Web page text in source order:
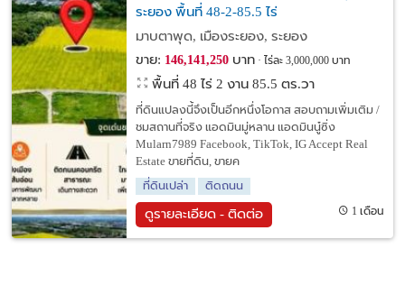
ระยอง พื้นที่ 48-2-85.5 ไร่
มาบตาพุด, เมืองระยอง, ระยอง
ขาย: 146,141,250บาท ไร่ละ 3,000,000 บาท
พื้นที่ 48 ไร่ 2 งาน 85.5 ตร.วา
ที่ดินแปลงนี้จึงเป็นอีกหนึ่งโอกาส สอบถามเพิ่มเติม /
ชมสถานที่จริง แอดมินมู่หลาน แอดมินนู๋ซิ่ง
Mularn7989 Facebook, TikTok, IG Accept Real
Estate ขายที่ดิน, ขายค
ที่ดินเปล่า
ติดถนน
ดูรายละเอียด - ติดต่อ 1 เดือน